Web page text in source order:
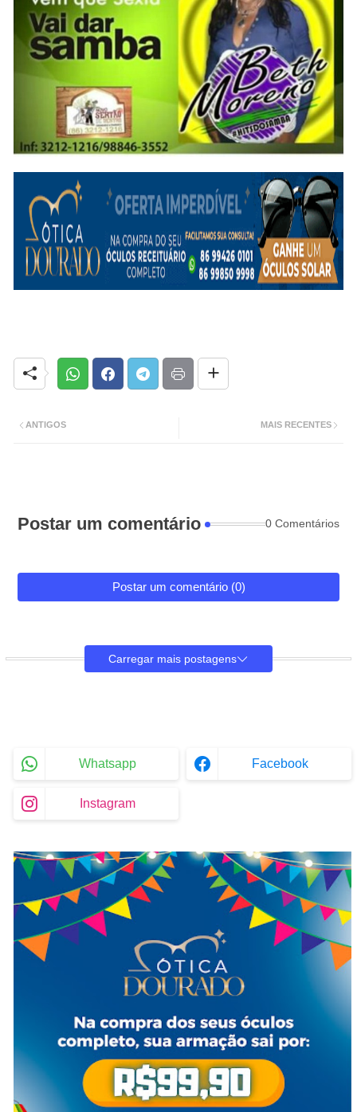
MAIS RECENTES
ANTIGOS
Postar um comentário 0 Comentários
Postar um comentário (0)
Carregar mais postagens
Whatsapp Facebook
Instagram